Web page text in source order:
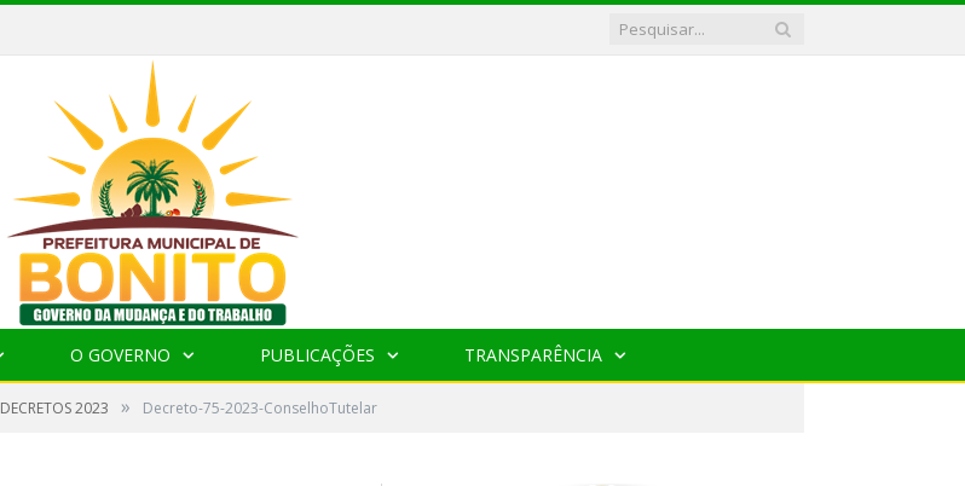
O GOVERNO PUBLICAÇÕES TRANSPARÊNCIA
DECRETOS 2023 » Decreto-75-2023-ConselhoTutelar